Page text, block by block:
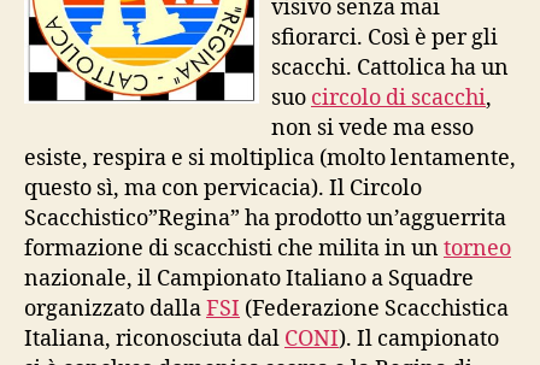
visivo senza mai
sfiorarci. Così è per gli
scacchi. Cattolica ha un
suo circolo di scacchi,
non si vede ma esso
esiste, respira e si moltiplica (molto lentamente,
questo sì, ma con pervicacia). Il Circolo
Scacchistico”Regina” ha prodotto un’agguerrita
formazione di scacchisti che milita in untorneo
nazionale, il Campionato Italiano a Squadre
organizzato dallaFSI (Federazione Scacchistica
Italiana, riconosciuta dal CONI). Il campionato